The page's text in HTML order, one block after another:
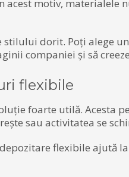
motiv, materialele
dorit. Poți alege
companiei și să
flexibile
foarte utilă. Acesta
sau activitatea se
flexibile ajută